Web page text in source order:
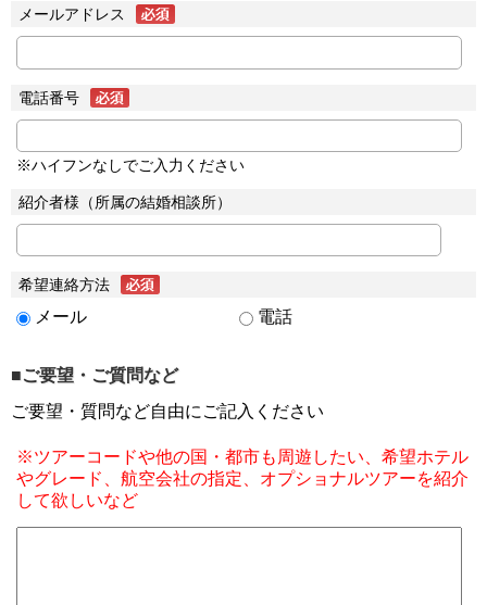
メールアドレス
電話番号
※ハイフンなしでご入力ください
紹介者様（所属の結婚相談所）
希望連絡方法
メール 電話
■ご要望・ご質問など
ご要望・質問など自由にご記入ください
※ツアーコードや他の国・都市も周遊したい、希望ホテル
やグレード、航空会社の指定、オプショナルツアーを紹介
して欲しいなど